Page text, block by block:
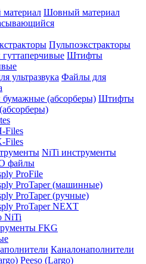
Шовный материал
Пульпоэкстракторы
Штифты
Файлы для
Штифты
Files
Files
NiTi инструменты
файлы
ProFile
ProTaper (машинные)
ProTaper (ручные)
ProTaper NEXT
NiTi
FKG
Каналонаполнители
Peeso (Largo)